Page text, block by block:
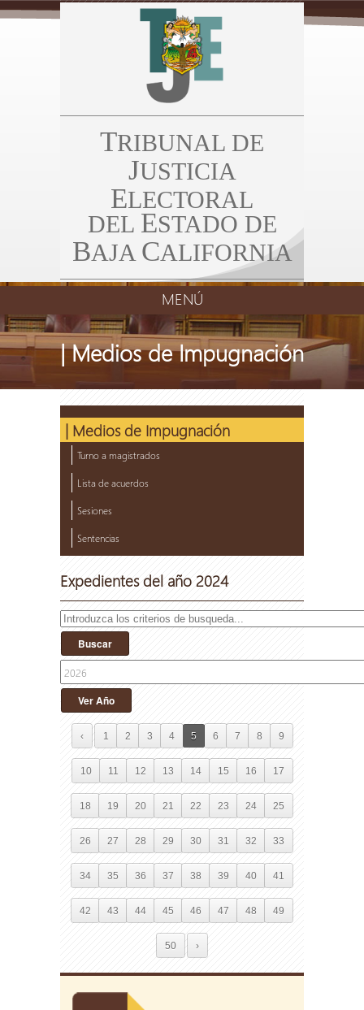
TRIBUNAL DE
JUSTICIA
ELECTORAL
DEL ESTADO DE
BAJA CALIFORNIA
MENÚ
| Medios de Impugnación
| Medios de Impugnación
Turno a magistrados
Lista de acuerdos
Sesiones
Sentencias
Expedientes del año 2024
‹ 1 2 3 4 5 6 7 8 9
10 11 12 13 14 15 16 17
18 19 20 21 22 23 24 25
26 27 28 29 30 31 32 33
34 35 36 37 38 39 40 41
42 43 44 45 46 47 48 49
50 ›